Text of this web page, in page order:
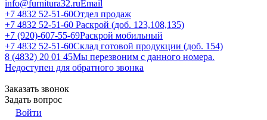
info@furnitura32.ruEmail
+7 4832 52-51-60Отдел продаж
+7 4832 52-51-60 Раскрой (доб. 123,108,135)
+7 (920)-607-55-69Раскрой мобильный
+7 4832 52-51-60Склад готовой продукции (доб. 154)
8 (4832) 20 01 45Мы перезвоним с данного номера.
Недоступен для обратного звонка
Заказать звонок
Задать вопрос
Войти